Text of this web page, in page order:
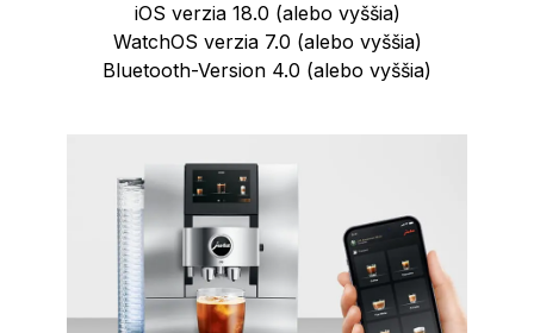
iOS verzia 18.0 (alebo vyššia)
WatchOS verzia 7.0 (alebo vyššia)
Bluetooth-Version 4.0 (alebo vyššia)